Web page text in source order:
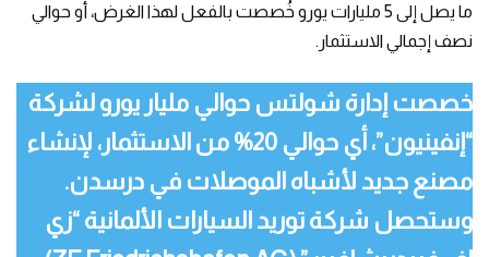
ما يصل إلى 5 مليارات يورو خُصصت بالفعل لهذا الغرض، أو حوالي
نصف إجمالي الاستثمار.
خصصت إدارة شولتس حوالي مليار يورو لشركة
“إنفينيون”، أي حوالي 20% من الاستثمار، لإنشاء
مصنع جديد لأشباه الموصلات في درسدن.
وستحصل شركة توريد السيارات الألمانية “زي